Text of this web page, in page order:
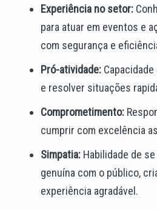
Experiência no setor:
para atuar em eventos e
com segurança e
Pró-atividade:Capacidade
e resolver situações
Comprometimento:
cumprir com excelência
Simpatia:Habilidade de
genuína com o público,
experiência agradável.